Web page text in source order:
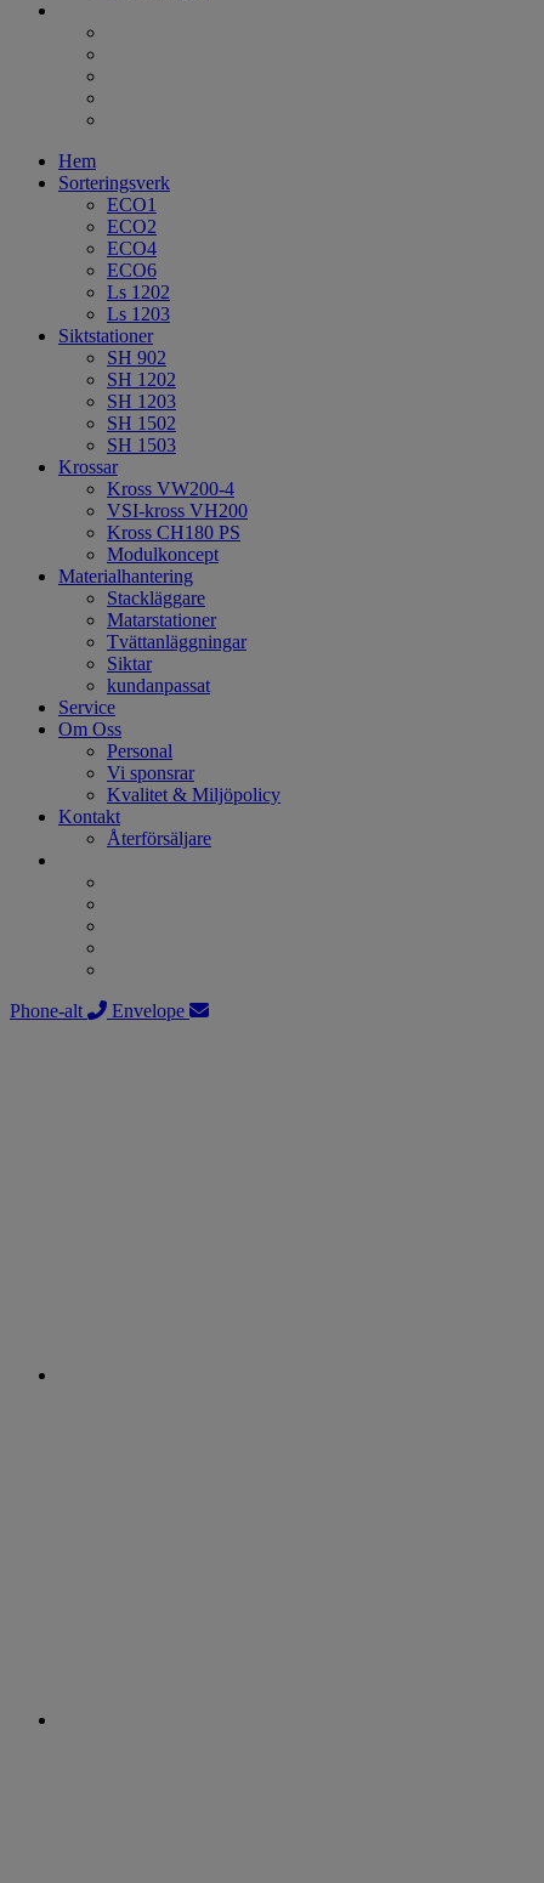
Hem
Sorteringsverk
ECO1
ECO2
ECO4
ECO6
Ls 1202
Ls 1203
Siktstationer
SH 902
SH 1202
SH 1203
SH 1502
SH 1503
Krossar
Kross VW200-4
VSI-kross VH200
Kross CH180 PS
Modulkoncept
Materialhantering
Stackläggare
Matarstationer
Tvättanläggningar
Siktar
kundanpassat
Service
Om Oss
Personal
Vi sponsrar
Kvalitet & Miljöpolicy
Kontakt
Återförsäljare
Phone-alt Envelope